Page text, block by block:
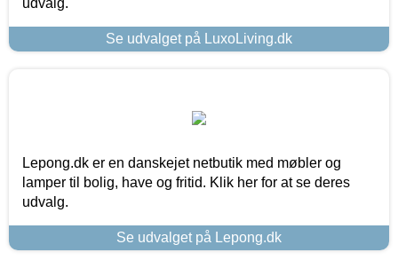
udvalg.
Se udvalget på LuxoLiving.dk
Lepong.dk er en danskejet netbutik med møbler og
lamper til bolig, have og fritid. Klik her for at se deres
udvalg.
Se udvalget på Lepong.dk